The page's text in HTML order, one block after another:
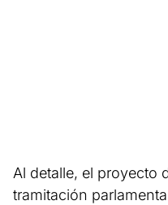
Al detalle, el proyecto
tramitación